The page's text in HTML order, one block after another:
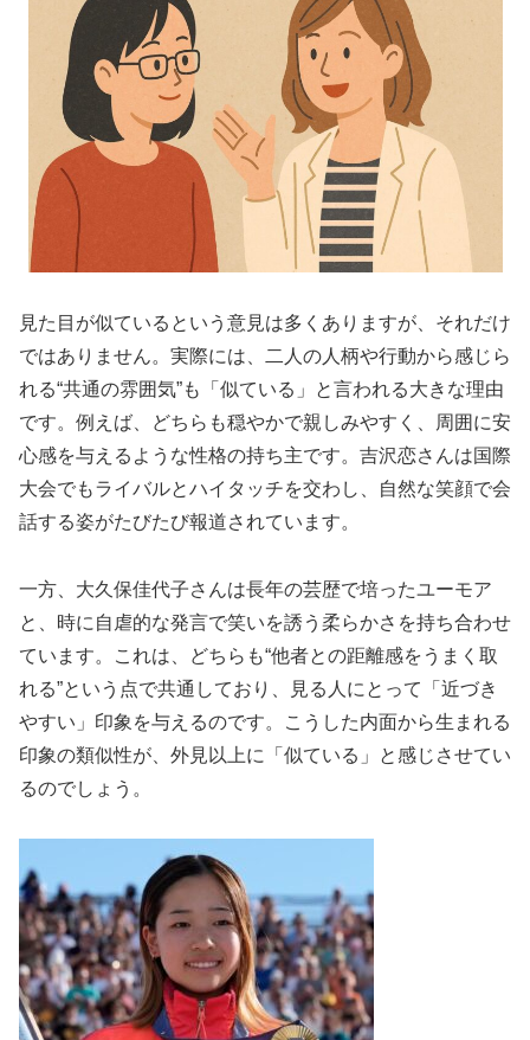
見た目が似ているという意見は多くありますが、それだけ
ではありません。実際には、二人の人柄や行動から感じら
れる“共通の雰囲気”も「似ている」と言われる大きな理由
です。例えば、どちらも穏やかで親しみやすく、周囲に安
心感を与えるような性格の持ち主です。吉沢恋さんは国際
大会でもライバルとハイタッチを交わし、自然な笑顔で会
話する姿がたびたび報道されています。
一方、大久保佳代子さんは長年の芸歴で培ったユーモア
と、時に自虐的な発言で笑いを誘う柔らかさを持ち合わせ
ています。これは、どちらも“他者との距離感をうまく取
れる”という点で共通しており、見る人にとって「近づき
やすい」印象を与えるのです。こうした内面から生まれる
印象の類似性が、外見以上に「似ている」と感じさせてい
るのでしょう。